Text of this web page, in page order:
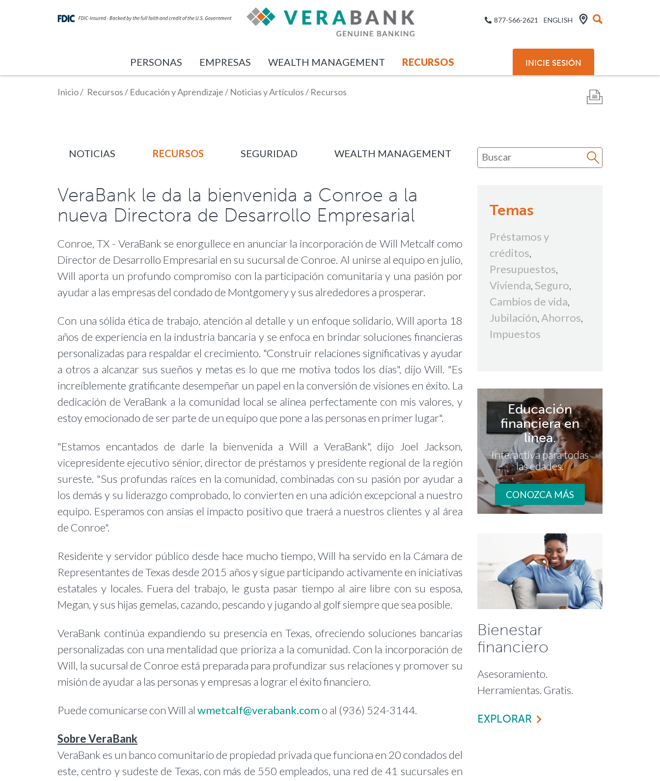
877-566-2621 ENGLISH
PERSONAS EMPRESAS WEALTH MANAGEMENT RECURSOS INICIE SESIÓN
Inicio/ Recursos/ Educación y Aprendizaje/ Noticias y Artículos/ Recursos
NOTICIAS RECURSOS SEGURIDAD WEALTH MANAGEMENT
VeraBank le da la bienvenida a Conroe a la
nueva Directora de Desarrollo Empresarial
Conroe, TX - VeraBank se enorgullece en anunciar la incorporación de Will Metcalf como
Director de Desarrollo Empresarial en su sucursal de Conroe. Al unirse al equipo en julio,
Will aporta un profundo compromiso con la participación comunitaria y una pasión por
ayudar a las empresas del condado de Montgomery y sus alrededores a prosperar.
Con una sólida ética de trabajo, atención al detalle y un enfoque solidario, Will aporta 18
años de experiencia en la industria bancaria y se enfoca en brindar soluciones financieras
personalizadas para respaldar el crecimiento. "Construir relaciones significativas y ayudar
a otros a alcanzar sus sueños y metas es lo que me motiva todos los días", dijo Will. "Es
increíblemente gratificante desempeñar un papel en la conversión de visiones en éxito. La
dedicación de VeraBank a la comunidad local se alinea perfectamente con mis valores, y
estoy emocionado de ser parte de un equipo que pone a las personas en primer lugar".
"Estamos encantados de darle la bienvenida a Will a VeraBank", dijo Joel Jackson,
vicepresidente ejecutivo sénior, director de préstamos y presidente regional de la región
sureste. "Sus profundas raíces en la comunidad, combinadas con su pasión por ayudar a
los demás y su liderazgo comprobado, lo convierten en una adición excepcional a nuestro
equipo. Esperamos con ansias el impacto positivo que traerá a nuestros clientes y al área
de Conroe".
Residente y servidor público desde hace mucho tiempo, Will ha servido en la Cámara de
Representantes de Texas desde 2015 años y sigue participando activamente en iniciativas
estatales y locales. Fuera del trabajo, le gusta pasar tiempo al aire libre con su esposa,
Megan, y sus hijas gemelas, cazando, pescando y jugando al golf siempre que sea posible.
VeraBank continúa expandiendo su presencia en Texas, ofreciendo soluciones bancarias
personalizadas con una mentalidad que prioriza a la comunidad. Con la incorporación de
Will, la sucursal de Conroe está preparada para profundizar sus relaciones y promover su
misión de ayudar a las personas y empresas a lograr el éxito financiero.
Puede comunicarse con Will al wmetcalf@verabank.com o al (936) 524-3144.
Sobre VeraBank
VeraBank es un banco comunitario de propiedad privada que funciona en 20 condados del
este, centro y sudeste de Texas, con más de 550 empleados, una red de 41 sucursales en
Temas
Préstamos y
créditos,
Presupuestos,
Vivienda, Seguro,
Cambios de vida,
Jubilación, Ahorros,
Impuestos
Educación
financiera en
línea.
Interactiva para todas
las edades.
CONOZCA MÁS
Bienestar
financiero
Asesoramiento.
Herramientas. Gratis.
EXPLORAR